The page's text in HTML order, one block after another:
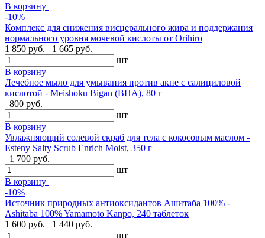
В корзину
-10%
Комплекс для снижения висцерального жира и поддержания
нормального уровня мочевой кислоты от Orihiro
1 850 руб.
1 665 руб.
шт
В корзину
Лечебное мыло для умывания против акне с салициловой
кислотой - Meishoku Bigan (BHA), 80 г
800 руб.
шт
В корзину
Увлажняющий солевой скраб для тела с кокосовым маслом -
Esteny Salty Scrub Enrich Moist, 350 г
1 700 руб.
шт
В корзину
-10%
Источник природных антиоксидантов Ашитаба 100% -
Ashitaba 100% Yamamoto Kanpo, 240 таблеток
1 600 руб.
1 440 руб.
шт